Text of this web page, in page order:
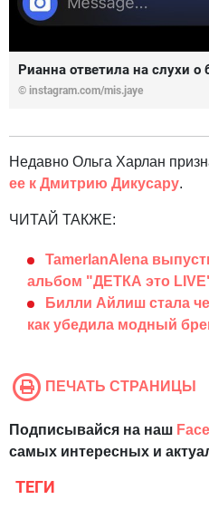
Рианна ответила на слухи о
© instagram.com/mis.jaye
Недавно Ольга Харлан
ее к Дмитрию Дикусару.
ЧИТАЙ ТАКЖЕ:
TamerlanAlena
альбом "ДЕТКА это
Билли Айлиш стала
как убедила модный
ПЕЧАТЬ СТРАНИЦЫ
Подписывайся на наш
самых интересных и
ТЕГИ